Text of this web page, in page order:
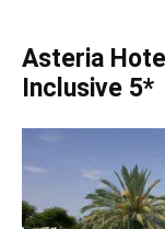
Asteria
Inclusive 5*